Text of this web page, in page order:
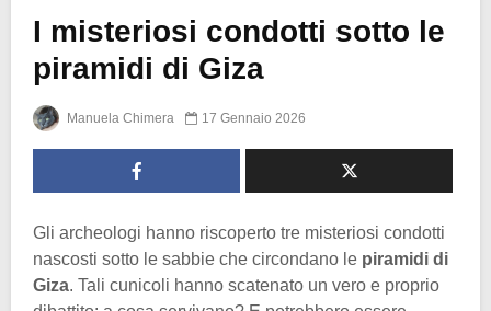
I misteriosi condotti sotto le
piramidi di Giza
Manuela Chimera 17 Gennaio 2026
Gli archeologi hanno riscoperto tre misteriosi condotti
nascosti sotto le sabbie che circondano le piramidi di
Giza. Tali cunicoli hanno scatenato un vero e proprio